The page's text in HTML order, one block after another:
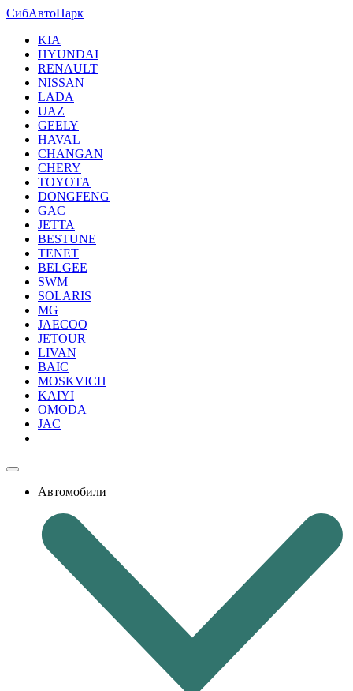
СибАвтоПарк
KIA
HYUNDAI
RENAULT
NISSAN
LADA
UAZ
GEELY
HAVAL
CHANGAN
CHERY
TOYOTA
DONGFENG
GAC
JETTA
BESTUNE
TENET
BELGEE
SWM
SOLARIS
MG
JAECOO
JETOUR
LIVAN
BAIC
MOSKVICH
KAIYI
OMODA
JAC
Автомобили